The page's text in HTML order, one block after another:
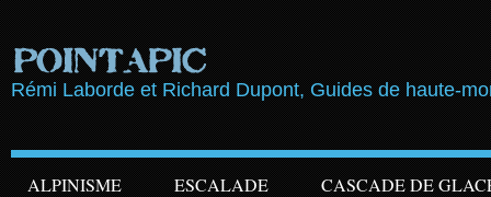
Rémi Laborde et Richard Dupont, Guides de haute-
ALPINISME ESCALADE CASCADE DE